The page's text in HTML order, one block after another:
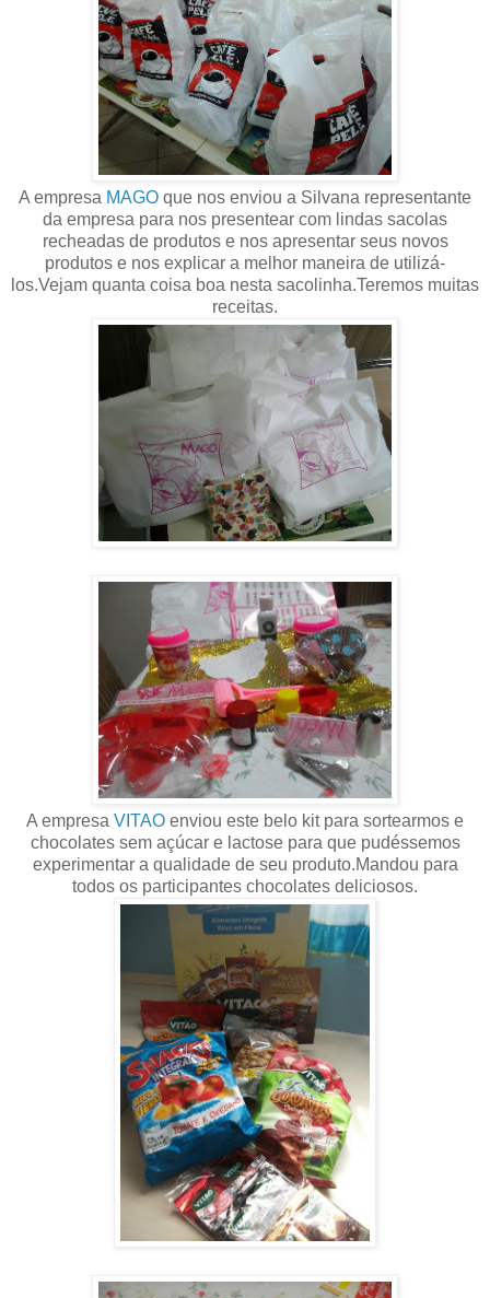
A empresa MAGO que nos enviou a Silvana representante
da empresa para nos presentear com lindas sacolas
recheadas de produtos e nos apresentar seus novos
produtos e nos explicar a melhor maneira de utilizá-
los.Vejam quanta coisa boa nesta sacolinha.Teremos muitas
receitas.
A empresa VITAO enviou este belo kit para sortearmos e
chocolates sem açúcar e lactose para que pudéssemos
experimentar a qualidade de seu produto.Mandou para
todos os participantes chocolates deliciosos.